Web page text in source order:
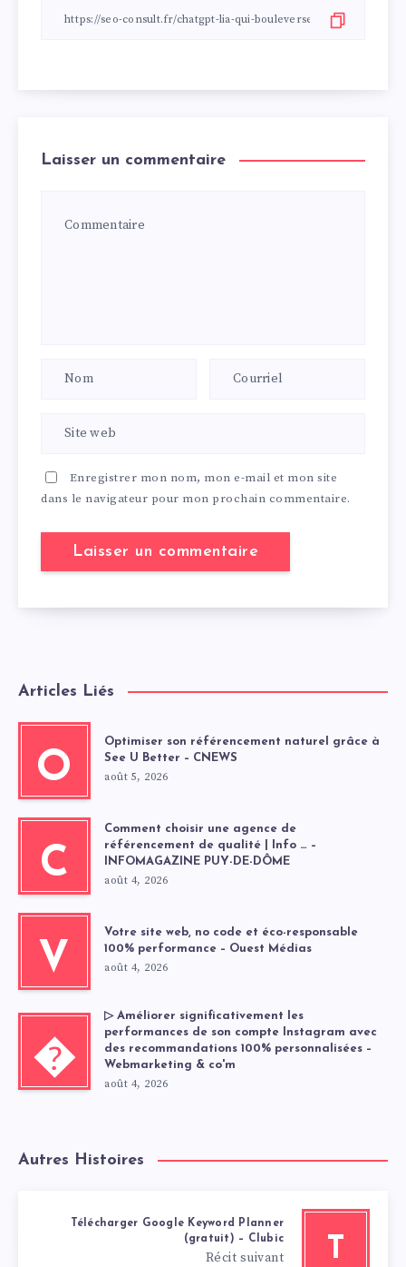
Laisser un commentaire
Enregistrer mon nom, mon e-mail et mon site
dans le navigateur pour mon prochain commentaire.
Articles Liés
O
Optimiser son référencement naturel grâce à
See U Better – CNEWS
août 5, 2026
C
Comment choisir une agence de
référencement de qualité | Info … –
INFOMAGAZINE PUY-DE-DÔME
août 4, 2026
V
Votre site web, no code et éco-responsable
100% performance – Ouest Médias
août 4, 2026
�
▷ Améliorer significativement les
performances de son compte Instagram avec
des recommandations 100% personnalisées –
Webmarketing & co'm
août 4, 2026
Autres Histoires
T
Télécharger Google Keyword Planner
(gratuit) – Clubic
Récit suivant